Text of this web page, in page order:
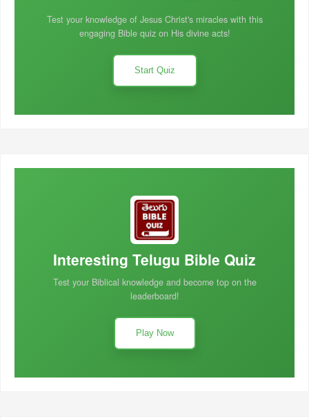
Test your knowledge of Jesus Christ's miracles with this
engaging Bible quiz on His divine acts!
Start Quiz
Interesting Telugu Bible Quiz
Test your Biblical knowledge and become top on the
leaderboard!
Play Now